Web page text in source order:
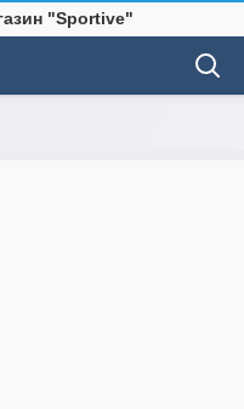
"Sportive"